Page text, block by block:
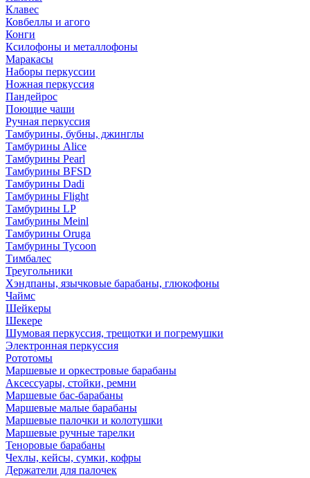
Клавес
Ковбеллы и агого
Конги
Ксилофоны и металлофоны
Маракасы
Наборы перкуссии
Ножная перкуссия
Пандейрос
Поющие чаши
Ручная перкуссия
Тамбурины, бубны, джинглы
Тамбурины Alice
Тамбурины Pearl
Тамбурины BFSD
Тамбурины Dadi
Тамбурины Flight
Тамбурины LP
Тамбурины Meinl
Тамбурины Oruga
Тамбурины Tycoon
Тимбалес
Треугольники
Хэндпаны, язычковые барабаны, глюкофоны
Чаймс
Шейкеры
Шекере
Шумовая перкуссия, трещотки и погремушки
Электронная перкуссия
Рототомы
Маршевые и оркестровые барабаны
Аксессуары, стойки, ремни
Маршевые бас-барабаны
Маршевые малые барабаны
Маршевые палочки и колотушки
Маршевые ручные тарелки
Теноровые барабаны
Чехлы, кейсы, сумки, кофры
Держатели для палочек